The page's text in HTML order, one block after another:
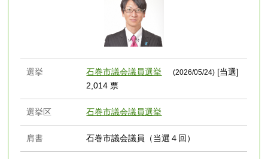
選挙 石巻市議会議員選挙 (2026/05/24) [当選]
2,014 票
選挙区 石巻市議会議員選挙
肩書 石巻市議会議員（当選４回）